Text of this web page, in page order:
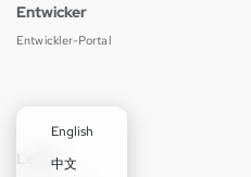
English
中文
Entwicker
Entwickler-Portal
Legal